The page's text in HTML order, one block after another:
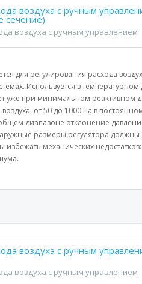
воздуха с ручным
сечение)
воздуха с ручным управлением
для регулирования расхода
Используется в
уже при минимальном реактивном
от 50 до 1000 Па в
диапазоне отклонение
размеры регулятора должны
избежать механических
воздуха с ручным
воздуха с ручным управлением